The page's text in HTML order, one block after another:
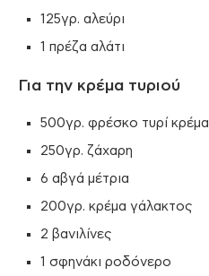
125γρ. αλεύρι
1 πρέζα αλάτι
Για την κρέμα τυριού
500γρ. φρέσκο τυρί κρέμα
250γρ. ζάχαρη
6 αβγά μέτρια
200γρ. κρέμα γάλακτος
2 βανιλίνες
1 σφηνάκι ροδόνερο